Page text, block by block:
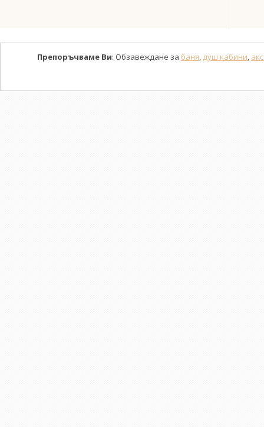
Препоръчваме Ви: Обзавеждане за баня, душ кабини,